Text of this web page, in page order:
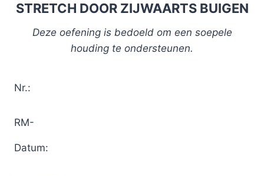
STRETCH DOOR ZIJWAARTS BUIGEN
Deze oefening is bedoeld om een soepele
houding te ondersteunen.
Nr.:
RM-
Datum: